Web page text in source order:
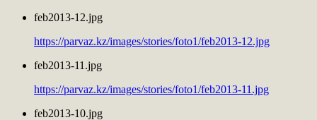
feb2013-12.jpg
https://parvaz.kz/images/stories/foto1/feb2013-12.jpg
feb2013-11.jpg
https://parvaz.kz/images/stories/foto1/feb2013-11.jpg
feb2013-10.jpg